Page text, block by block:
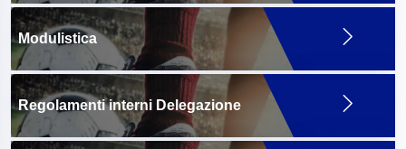
Modulistica
Regolamenti interni Delegazione